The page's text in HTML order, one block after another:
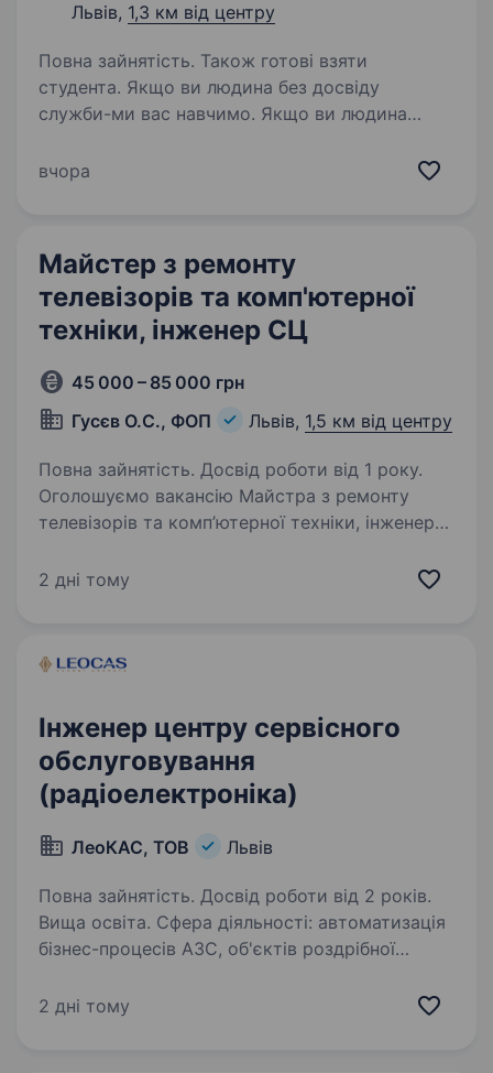
Львів, 1,3 км від центру
Повна зайнятість. Також готові взяти
студента. Якщо ви людина без досвіду
служби-ми вас навчимо. Якщо ви людина
ворожу кров — керуй Вампіром! Стань
вчора
Майстер з ремонту
телевізорів та комп'ютерної
техніки, інженер СЦ
45 000 – 85 000 грн
Гусєв О.С., ФОП
Львів, 1,5 км від центру
Повна зайнятість. Досвід роботи від 1 року.
Оголошуємо вакансію Майстра з ремонту
телевізорів та комп’ютерної техніки, інженера
відповідального та кваліфікованого фахівця,
2 дні тому
Інженер центру сервісного
обслуговування
(радіоелектроніка)
ЛеоКАС, ТОВ Львів
Повна зайнятість. Досвід роботи від 2 років.
Вища освіта. Сфера діяльності: автоматизація
бізнес-процесів АЗС, об'єктів роздрібної
мікроконтролерах. Техніка сертифікована
2 дні тому